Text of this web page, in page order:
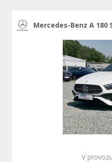
Mercedes-Benz A 180
V